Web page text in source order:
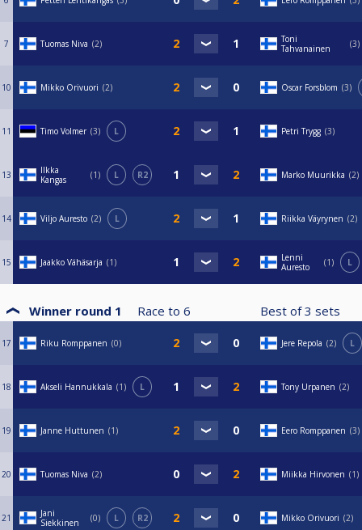
7 Tuomas Niva 2
Toni
Tahvanainen
3
10 Mikko Orivuori 2 Oscar Forsblom 3
11 Timo Volmer 3 L Petri Trygg 3
13
Ilkka
Kangas
1 L R2 Marko Muurikka 2
14 Viljo Auresto 2 L Riikka Väyrynen 2
15 Jaakko Vähäsarja 1
Lenni
Auresto
1 L
Winner round 1 Race to 6 Best of3 sets
17 Riku Romppanen 0 Jere Repola 2 L
18 Akseli Hannukkala 1 L Tony Urpanen 2
19 Janne Huttunen 1 Eero Romppanen 3
20 Tuomas Niva 2 Miikka Hirvonen 1
21
Jani
Siekkinen
0 L R2 Mikko Orivuori 2